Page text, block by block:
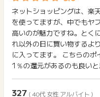
得対象です。)
・退店ストアからの注文は
す。ご了承ください。
・LOHACO by ASKULの利
※こちらの「Yahoo!ショッ
得に関する調査依頼をお受
ませ。なおクライアント様
ネットショッピングは、楽
を使ってますが、中でもヤ
高いのが魅力ですね。とく
れ以外の日に買い物するよ
に入ってます。 こちらの
1％の還元があるのも良いと
327 ( 40代 女性 アルバイト )